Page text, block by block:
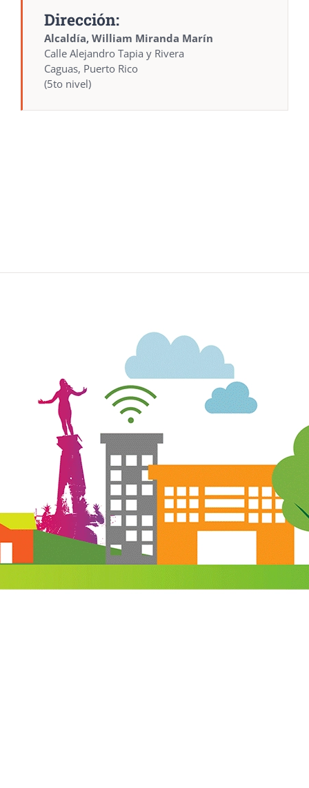
Dirección:
Alcaldía, William Miranda Marín
Calle Alejandro Tapia y Rivera
Caguas, Puerto Rico
(5to nivel)